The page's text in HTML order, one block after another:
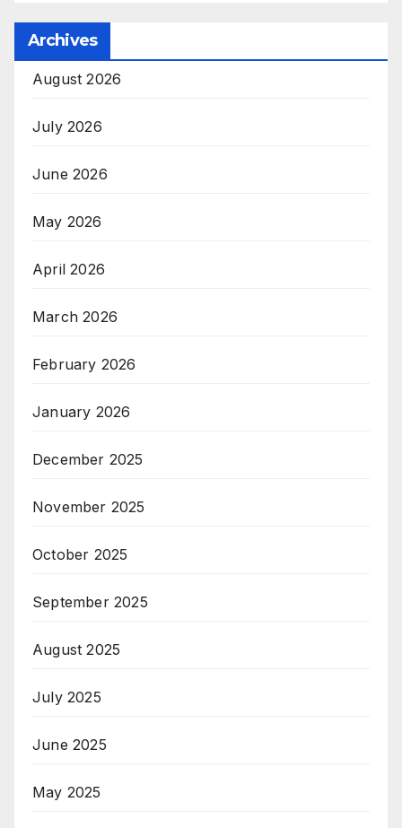
Archives
August 2026
July 2026
June 2026
May 2026
April 2026
March 2026
February 2026
January 2026
December 2025
November 2025
October 2025
September 2025
August 2025
July 2025
June 2025
May 2025